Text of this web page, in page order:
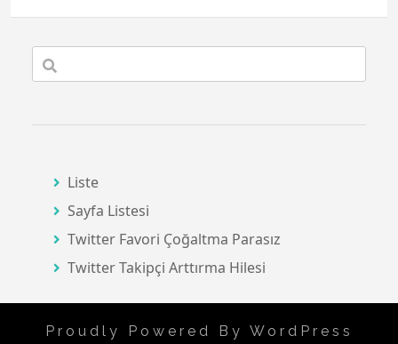
Liste
Sayfa Listesi
Twitter Favori Çoğaltma Parasız
Twitter Takipçi Arttırma Hilesi
Proudly Powered By WordPress